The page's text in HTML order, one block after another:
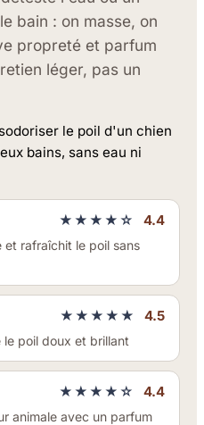
bain : on masse, on
propreté et parfum
léger, pas un
le poil d'un chien
bains, sans eau ni
★★★★☆ 4.4
et rafraîchit le poil sans
★★★★★ 4.5
le poil doux et brillant
★★★★☆ 4.4
animale avec un parfum